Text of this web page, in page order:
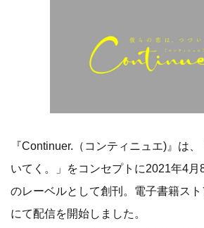
『Continuer.（コンティニュエ)』は
いてく。」をコンセプトに2021年4月
のレーベルとして創刊。電子書籍スト
にて配信を開始しました。